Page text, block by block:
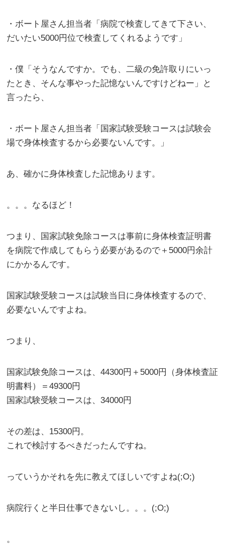
・ボート屋さん担当者「病院で検査してきて下さい、
だいたい5000円位で検査してくれるようです」
・僕「そうなんですか。でも、二級の免許取りにいっ
たとき、そんな事やった記憶ないんですけどねー」と
言ったら、
・ボート屋さん担当者「国家試験受験コースは試験会
場で身体検査するから必要ないんです。」
あ、確かに身体検査した記憶あります。
。。。なるほど！
つまり、国家試験免除コースは事前に身体検査証明書
を病院で作成してもらう必要があるので＋5000円余計
にかかるんです。
国家試験受験コースは試験当日に身体検査するので、
必要ないんですよね。
つまり、
国家試験免除コースは、44300円＋5000円（身体検査証
明書料）＝49300円
国家試験受験コースは、34000円
その差は、15300円。
これで検討するべきだったんですね。
っていうかそれを先に教えてほしいですよね(;O;)
病院行くと半日仕事できないし。。。(;O;)
。